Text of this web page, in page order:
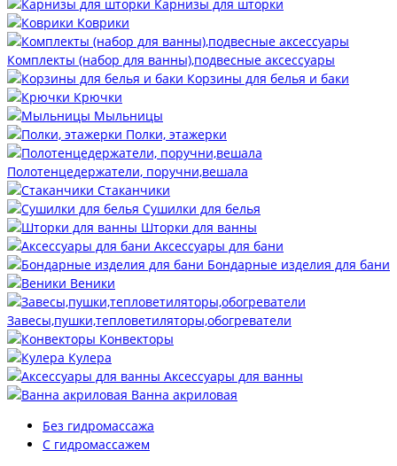
Карнизы для шторки
Коврики
Комплекты (набор для ванны),подвесные аксессуары
Корзины для белья и баки
Крючки
Мыльницы
Полки, этажерки
Полотенцедержатели, поручни,вешала
Стаканчики
Сушилки для белья
Шторки для ванны
Аксессуары для бани
Бондарные изделия для бани
Веники
Завесы,пушки,тепловетиляторы,обогреватели
Конвекторы
Кулера
Аксессуары для ванны
Ванна акриловая
Без гидромассажа
С гидромассажем